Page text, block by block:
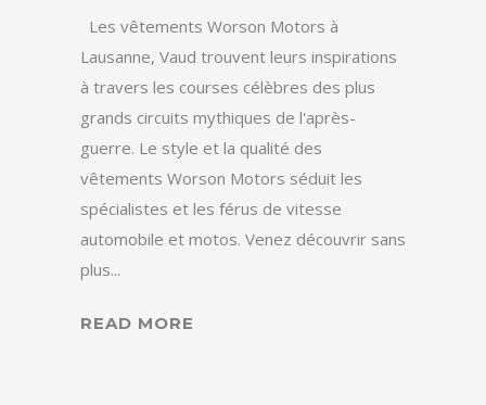
Les vêtements Worson Motors à
Lausanne, Vaud trouvent leurs inspirations
à travers les courses célèbres des plus
grands circuits mythiques de l'après-
guerre. Le style et la qualité des
vêtements Worson Motors séduit les
spécialistes et les férus de vitesse
automobile et motos. Venez découvrir sans
plus...
READ MORE